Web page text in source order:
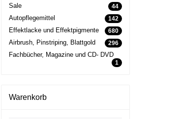
Sale 44
Autopflegemittel 142
Effektlacke und Effektpigmente 680
Airbrush, Pinstriping, Blattgold 296
Fachbücher, Magazine und CD- DVD
1
Warenkorb